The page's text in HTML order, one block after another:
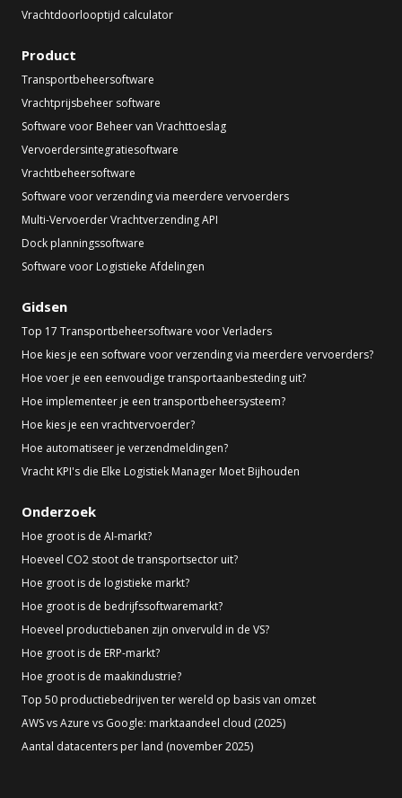
Vrachtdoorlooptijd calculator
Product
Transportbeheersoftware
Vrachtprijsbeheer software
Software voor Beheer van Vrachttoeslag
Vervoerdersintegratiesoftware
Vrachtbeheersoftware
Software voor verzending via meerdere vervoerders
Multi-Vervoerder Vrachtverzending API
Dock planningssoftware
Software voor Logistieke Afdelingen
Gidsen
Top 17 Transportbeheersoftware voor Verladers
Hoe kies je een software voor verzending via meerdere vervoerders?
Hoe voer je een eenvoudige transportaanbesteding uit?
Hoe implementeer je een transportbeheersysteem?
Hoe kies je een vrachtvervoerder?
Hoe automatiseer je verzendmeldingen?
Vracht KPI's die Elke Logistiek Manager Moet Bijhouden
Onderzoek
Hoe groot is de AI-markt?
Hoeveel CO2 stoot de transportsector uit?
Hoe groot is de logistieke markt?
Hoe groot is de bedrijfssoftwaremarkt?
Hoeveel productiebanen zijn onvervuld in de VS?
Hoe groot is de ERP-markt?
Hoe groot is de maakindustrie?
Top 50 productiebedrijven ter wereld op basis van omzet
AWS vs Azure vs Google: marktaandeel cloud (2025)
Aantal datacenters per land (november 2025)